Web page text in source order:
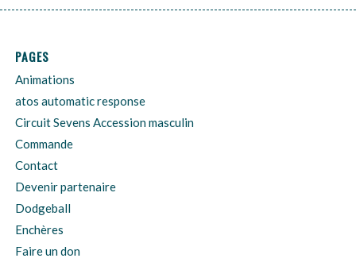
PAGES
Animations
atos automatic response
Circuit Sevens Accession masculin
Commande
Contact
Devenir partenaire
Dodgeball
Enchères
Faire un don